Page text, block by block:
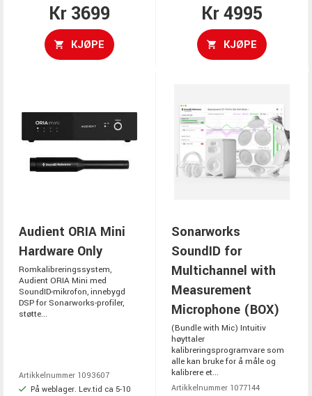
Kr 3699
KJØPE
Kr 4995
KJØPE
Audient ORIA Mini
Hardware Only
Romkalibreringssystem,
Audient ORIA Mini med
SoundID-mikrofon, innebygd
DSP for Sonarworks-profiler,
støtte...
Artikkelnummer 1093607
På weblager. Lev.tid ca 5-10
Sonarworks
SoundID for
Multichannel with
Measurement
Microphone (BOX)
(Bundle with Mic) Intuitiv
høyttaler
kalibreringsprogramvare som
alle kan bruke for å måle og
kalibrere et...
Artikkelnummer 1077144